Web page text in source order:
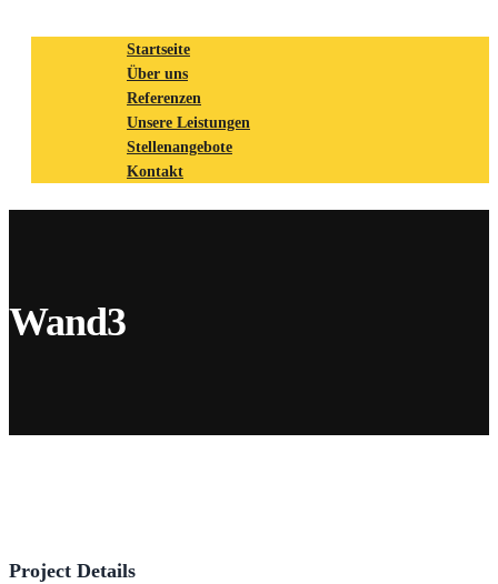
Startseite
Über uns
Referenzen
Unsere Leistungen
Stellenangebote
Kontakt
Wand3
Project Details